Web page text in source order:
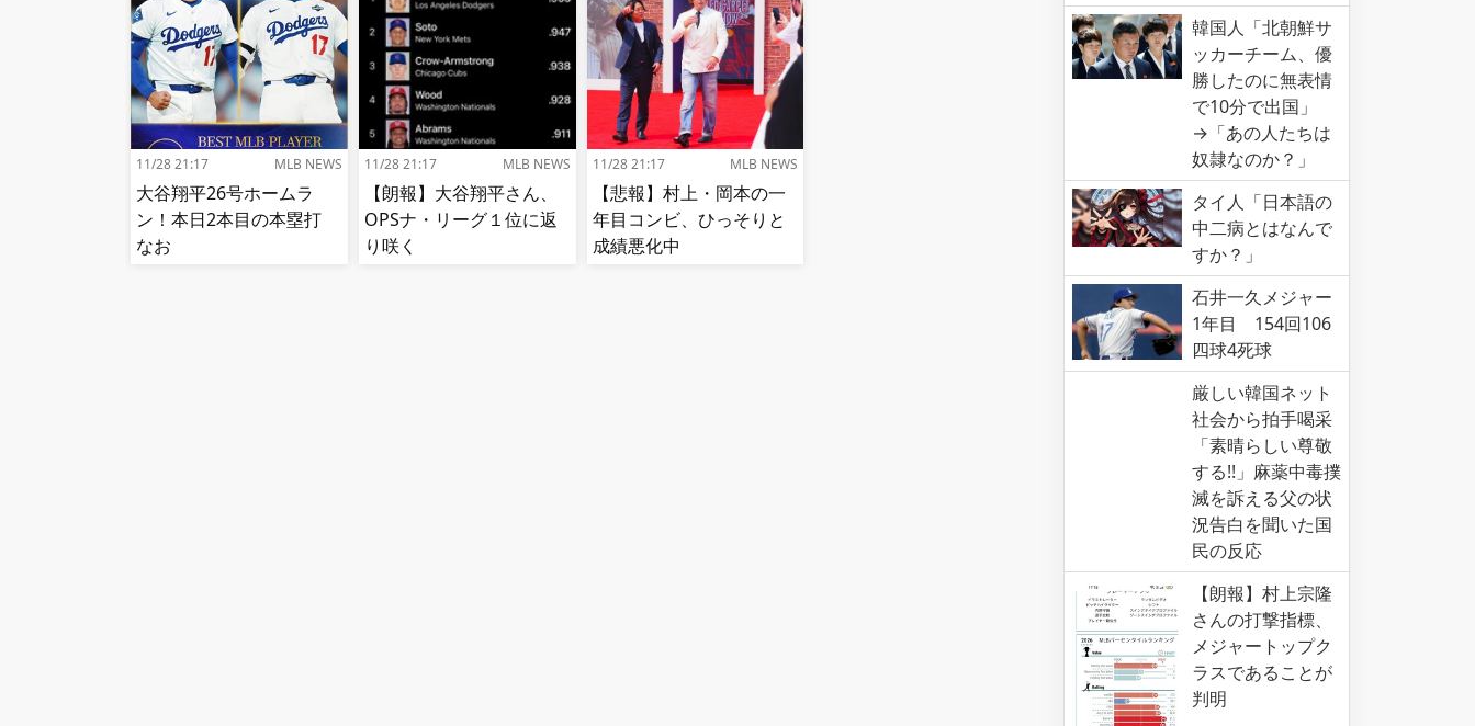
11/28 21:17 MLB NEWS
大谷翔平26号ホームラ
ン！本日2本目の本塁打
なお
11/28 21:17 MLB NEWS
【朗報】大谷翔平さん、
OPSナ・リーグ１位に返
り咲く
11/28 21:17 MLB NEWS
【悲報】村上・岡本の一
年目コンビ、ひっそりと
成績悪化中
韓国人「北朝鮮サ
ッカーチーム、優
勝したのに無表情
で10分で出国」
→「あの人たちは
奴隷なのか？」
タイ人「日本語の
中二病とはなんで
すか？」
石井一久メジャー
1年目 154回106
四球4死球
厳しい韓国ネット
社会から拍手喝采
「素晴らしい尊敬
する!!」麻薬中毒撲
滅を訴える父の状
況告白を聞いた国
民の反応
【朗報】村上宗隆
さんの打撃指標、
メジャートップク
ラスであることが
判明